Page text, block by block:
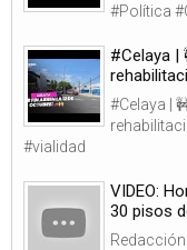
#Política
#Celaya |
#Celaya |
#vialidad
VIDEO:
30 pisos